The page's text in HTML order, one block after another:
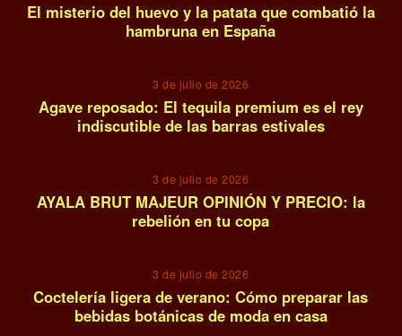
El misterio del huevo y la patata que combatió la
hambruna en España
3 de julio de 2026
Agave reposado: El tequila premium es el rey
indiscutible de las barras estivales
3 de julio de 2026
AYALA BRUT MAJEUR OPINIÓN Y PRECIO: la
rebelión en tu copa
3 de julio de 2026
Coctelería ligera de verano: Cómo preparar las
bebidas botánicas de moda en casa